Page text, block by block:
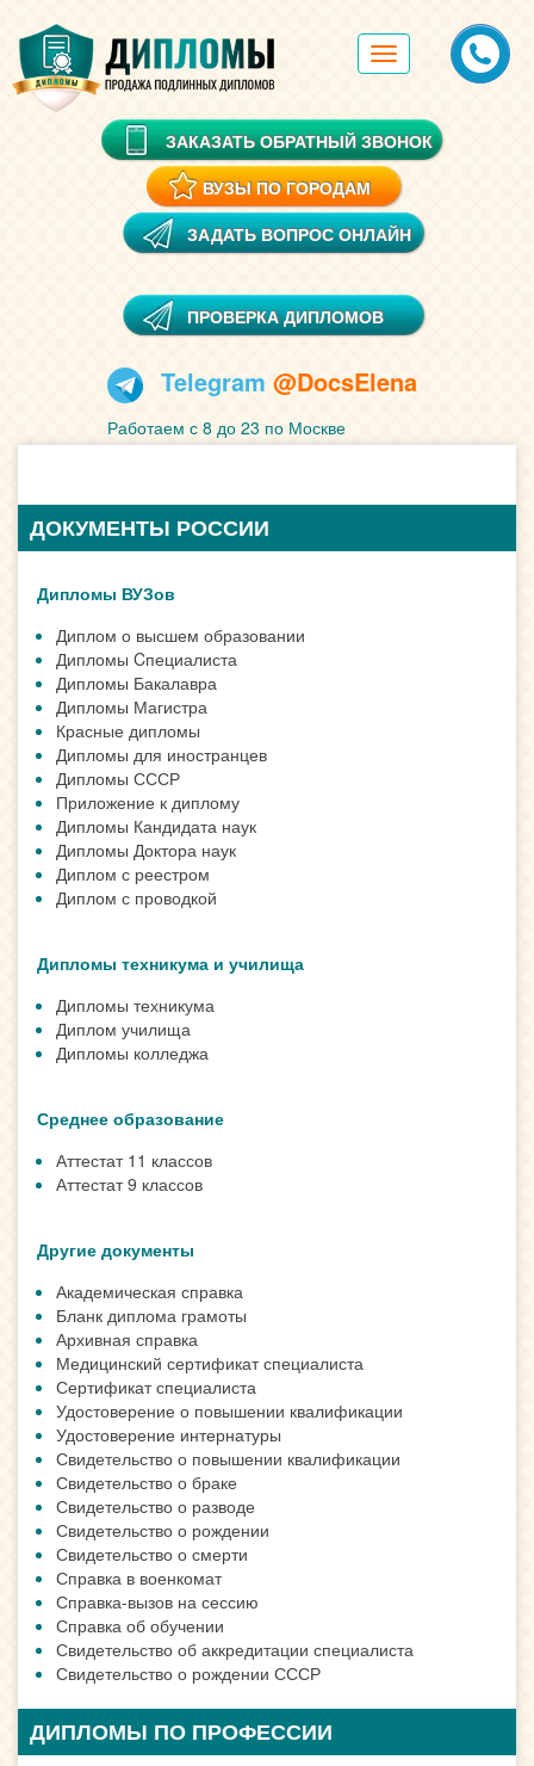
Toggle
navigation
ЗАКАЗАТЬ ОБРАТНЫЙ ЗВОНОК
ВУЗЫ ПО ГОРОДАМ
ЗАДАТЬ ВОПРОС ОНЛАЙН
ПРОВЕРКА ДИПЛОМОВ
Telegram @DocsElena
Работаем с 8 до 23 по Москве
ДОКУМЕНТЫ РОССИИ
Дипломы ВУЗов
Диплом о высшем образовании
Дипломы Cпециалиста
Дипломы Бакалавра
Дипломы Магистра
Красные дипломы
Дипломы для иностранцев
Дипломы СССР
Приложение к диплому
Дипломы Кандидата наук
Дипломы Доктора наук
Диплом с реестром
Диплом с проводкой
Дипломы техникума и училища
Дипломы техникума
Диплом училища
Дипломы колледжа
Среднее образование
Аттестат 11 классов
Аттестат 9 классов
Другие документы
Академическая справка
Бланк диплома грамоты
Архивная справка
Медицинский сертификат специалиста
Сертификат специалиста
Удостоверение о повышении квалификации
Удостоверение интернатуры
Свидетельство о повышении квалификации
Свидетельство о браке
Свидетельство о разводе
Свидетельство о рождении
Свидетельство о смерти
Справка в военкомат
Справка-вызов на сессию
Справка об обучении
Свидетельство об аккредитации специалиста
Свидетельство о рождении СССР
ДИПЛОМЫ ПО ПРОФЕССИИ